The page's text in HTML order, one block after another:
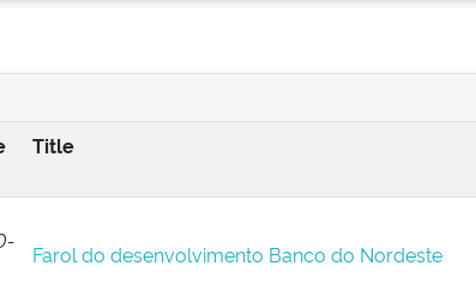
Title
Farol do desenvolvimento Banco do Nordeste